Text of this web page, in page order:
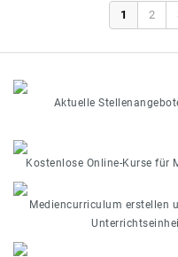
1 2
Aktuelle
Kostenlose Online-Kurse für
Mediencurriculum erstellen